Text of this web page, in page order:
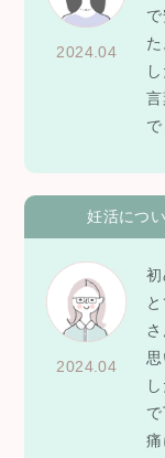
2024.04
で
妊活につ
2024.04